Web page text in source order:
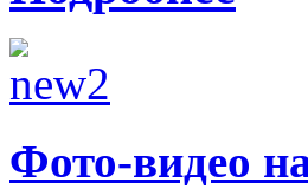
Фото-видео